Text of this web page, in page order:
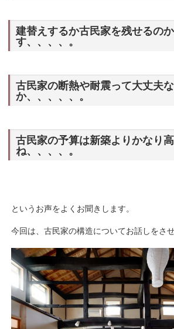
建替えするか古民家を残せるの
す、、、、。
古民家の断熱や耐震って大丈夫
か、、、、、。
古民家の予算は新築よりかなり
ね、、、、。
というお声をよくお聞きします。
今回は、古民家の構造についてお話しをさ